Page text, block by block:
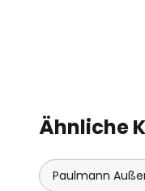
Ähnliche
Paulmann